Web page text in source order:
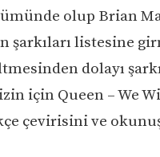
olup Brian
şarkıları listesine
dolayı
için Queen – We
çevirisini ve